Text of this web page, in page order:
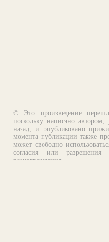
© Это произведение
поскольку написано
назад, и опубликовано
момента публикации также
может свободно
согласия или
вознаграждения.